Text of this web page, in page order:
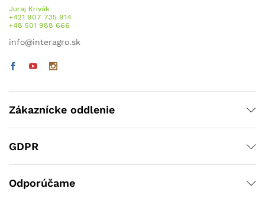
Juraj Krivák
+421 907 735 914
+48 501 988 666
info@interagro.sk
Zákaznícke oddlenie
GDPR
Odporúčame